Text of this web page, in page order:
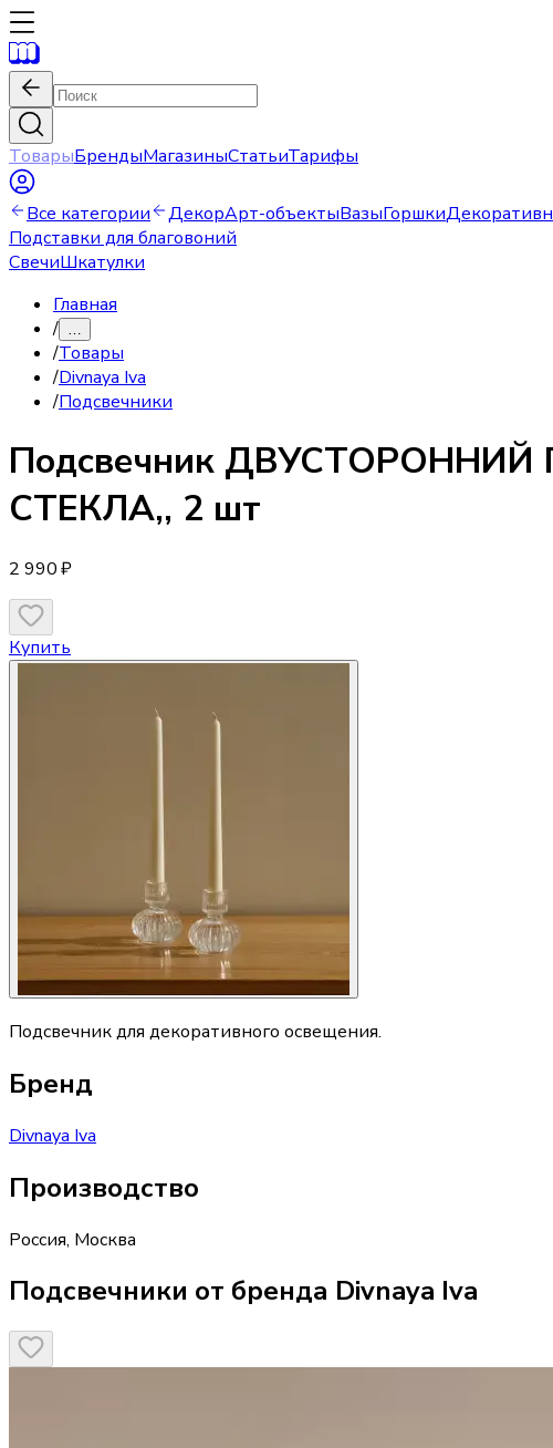
ТоварыБрендыМагазиныСтатьиТарифы
Все категории ДекорАрт-объектыВазыГоршки
Подставки для благовоний
СвечиШкатулки
Главная
/ …
/Товары
/Divnaya Iva
/Подсвечники
Подсвечник ДВУСТОРОННИЙ
СТЕКЛА,, 2 шт
2 990 ₽
Купить
Подсвечник для декоративного освещения.
Бренд
Divnaya Iva
Производство
Россия, Москва
Подсвечники от бренда Divnaya Iva